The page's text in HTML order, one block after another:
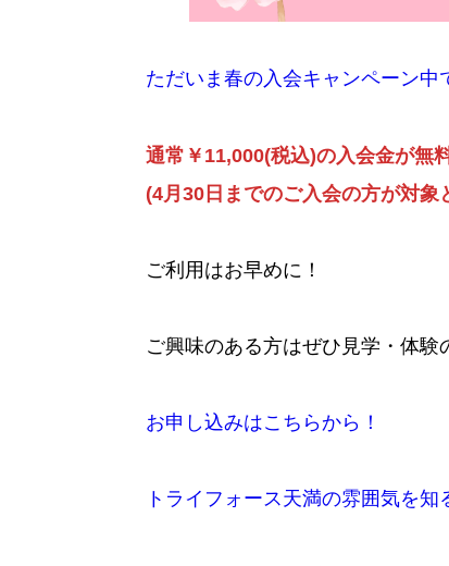
ただいま春の入会キャンペーン中
通常￥11,000(税込)の入会金が無
(4月30日までのご入会の方が対象
ご利用はお早めに！
ご興味のある方はぜひ見学・体験
お申し込みはこちらから！
トライフォース天満の雰囲気を